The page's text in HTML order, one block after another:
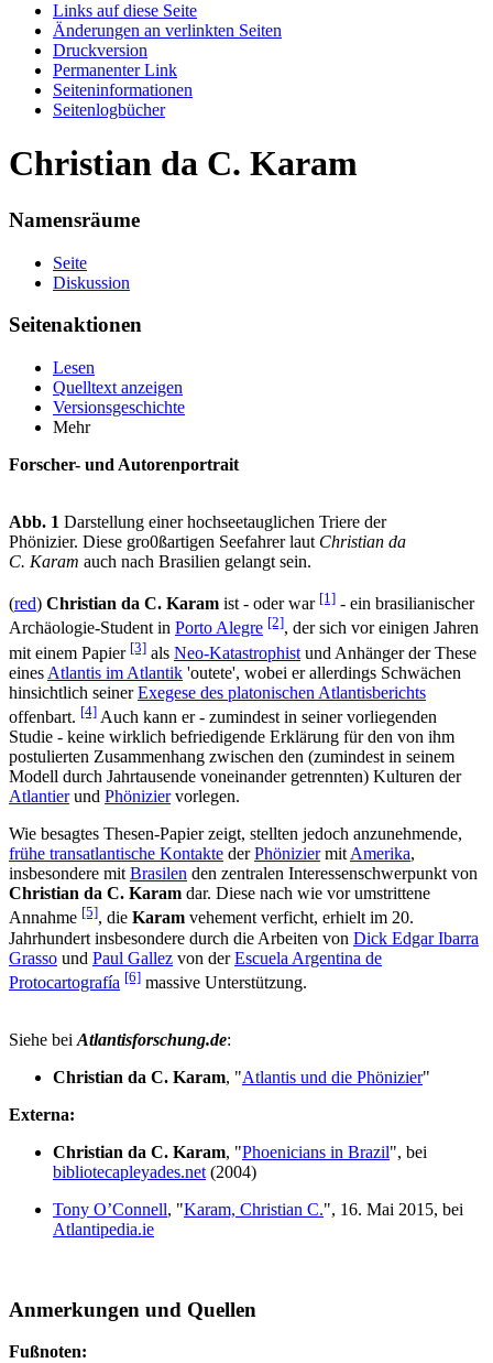
Links auf diese Seite
Änderungen an verlinkten Seiten
Druckversion
Permanenter Link
Seiten­informationen
Seitenlogbücher
Christian da C. Karam
Namensräume
Seite
Diskussion
Seitenaktionen
Lesen
Quelltext anzeigen
Versionsgeschichte
Mehr
Forscher- und Autorenportrait
Abb. 1 Darstellung einer hochseetauglichen Triere der
Phönizier. Diese gro0ßartigen Seefahrer laut Christian da
C. Karam auch nach Brasilien gelangt sein.
(red) Christian da C. Karam ist - oder war [1] - ein brasilianischer
Archäologie-Student in Porto Alegre [2], der sich vor einigen Jahren
mit einem Papier [3] als Neo-Katastrophist und Anhänger der These
eines Atlantis im Atlantik 'outete', wobei er allerdings Schwächen
hinsichtlich seinerExegese des platonischen Atlantisberichts
offenbart. [4] Auch kann er - zumindest in seiner vorliegenden
Studie - keine wirklich befriedigende Erklärung für den von ihm
postulierten Zusammenhang zwischen den (zumindest in seinem
Modell durch Jahrtausende voneinander getrennten) Kulturen der
Atlantierund Phöniziervorlegen.
Wie besagtes Thesen-Papier zeigt, stellten jedoch anzunehmende,
frühe transatlantische Kontakte derPhöniziermit Amerika,
insbesondere mit Brasilen den zentralen Interessenschwerpunkt von
Christian da C. Karam dar. Diese nach wie vor umstrittene
Annahme [5], die Karam vehement verficht, erhielt im 20.
Jahrhundert insbesondere durch die Arbeiten von Dick Edgar Ibarra
Grasso und Paul Gallez von derEscuela Argentina de
Protocartografía [6] massive Unterstützung.
Siehe bei Atlantisforschung.de:
Christian da C. Karam, "Atlantis und die Phönizier"
Externa:
Christian da C. Karam, "Phoenicians in Brazil", bei
bibliotecapleyades.net (2004)
Tony O’Connell, "Karam, Christian C.", 16. Mai 2015, bei
Atlantipedia.ie
Anmerkungen und Quellen
Fußnoten: